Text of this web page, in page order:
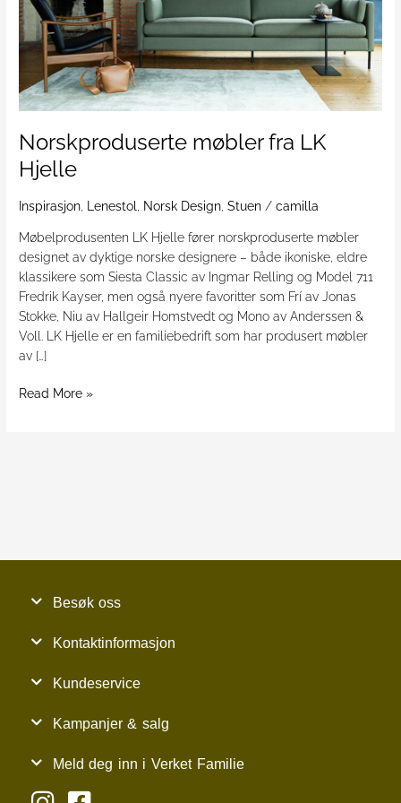
Norskproduserte møbler fra LK
Hjelle
Inspirasjon Lenestol Norsk Design ,Stuen /camilla
Møbelprodusenten LK Hjelle fører norskproduserte møbler
designet av dyktige norske designere – både ikoniske, eldre
klassikere som Siesta Classic av Ingmar Relling og Model 711
Fredrik Kayser, men også nyere favoritter som Frí av Jonas
Stokke, Niu av Hallgeir Homstvedt og Mono av Anderssen &
Voll. LK Hjelle er en familiebedrift som har produsert møbler
av […]
Hjelle
Read More »
Besøk oss
Kontaktinformasjon
Kundeservice
Kampanjer & salg
Meld deg inn i Verket Familie